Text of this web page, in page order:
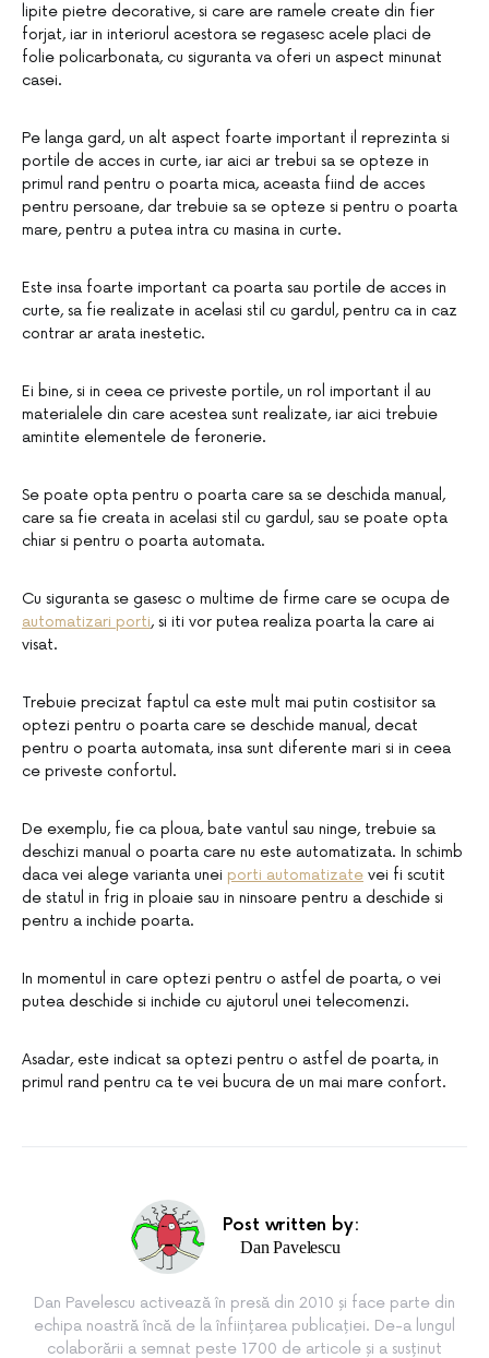
lipite pietre decorative, si care are ramele create din fier
forjat, iar in interiorul acestora se regasesc acele placi de
folie policarbonata, cu siguranta va oferi un aspect minunat
casei.
Pe langa gard, un alt aspect foarte important il reprezinta si
portile de acces in curte, iar aici ar trebui sa se opteze in
primul rand pentru o poarta mica, aceasta fiind de acces
pentru persoane, dar trebuie sa se opteze si pentru o poarta
mare, pentru a putea intra cu masina in curte.
Este insa foarte important ca poarta sau portile de acces in
curte, sa fie realizate in acelasi stil cu gardul, pentru ca in caz
contrar ar arata inestetic.
Ei bine, si in ceea ce priveste portile, un rol important il au
materialele din care acestea sunt realizate, iar aici trebuie
amintite elementele de feronerie.
Se poate opta pentru o poarta care sa se deschida manual,
care sa fie creata in acelasi stil cu gardul, sau se poate opta
chiar si pentru o poarta automata.
Cu siguranta se gasesc o multime de firme care se ocupa de
automatizari porti, si iti vor putea realiza poarta la care ai
visat.
Trebuie precizat faptul ca este mult mai putin costisitor sa
optezi pentru o poarta care se deschide manual, decat
pentru o poarta automata, insa sunt diferente mari si in ceea
ce priveste confortul.
De exemplu, fie ca ploua, bate vantul sau ninge, trebuie sa
deschizi manual o poarta care nu este automatizata. In schimb
daca vei alege varianta unei porti automatizate vei fi scutit
de statul in frig in ploaie sau in ninsoare pentru a deschide si
pentru a inchide poarta.
In momentul in care optezi pentru o astfel de poarta, o vei
putea deschide si inchide cu ajutorul unei telecomenzi.
Asadar, este indicat sa optezi pentru o astfel de poarta, in
primul rand pentru ca te vei bucura de un mai mare confort.
Post written by:
Dan Pavelescu
Dan Pavelescu activează în presă din 2010 și face parte din
echipa noastră încă de la înființarea publicației. De-a lungul
colaborării a semnat peste 1700 de articole și a susținut